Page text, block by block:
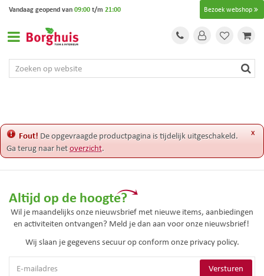
e
t
Bezoek webshop
Vandaag geopend van09:00t/m 21:00
x
Fout! De opgevraagde productpagina is tijdelijk uitgeschakeld.
Ga terug naar hetoverzicht.
Altijd op de hoogte?
Wil je maandelijks onze nieuwsbrief met nieuwe items, aanbiedingen
en activiteiten ontvangen? Meld je dan aan voor onze nieuwsbrief!
Wij slaan je gegevens secuur op conform onze privacy policy.